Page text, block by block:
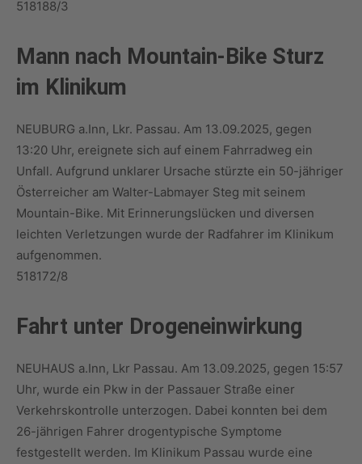
518188/3
Mann nach Mountain-Bike Sturz
im Klinikum
NEUBURG a.Inn, Lkr. Passau. Am 13.09.2025, gegen
13:20 Uhr, ereignete sich auf einem Fahrradweg ein
Unfall. Aufgrund unklarer Ursache stürzte ein 50-jähriger
Österreicher am Walter-Labmayer Steg mit seinem
Mountain-Bike. Mit Erinnerungslücken und diversen
leichten Verletzungen wurde der Radfahrer im Klinikum
aufgenommen.
518172/8
Fahrt unter Drogeneinwirkung
NEUHAUS a.Inn, Lkr Passau. Am 13.09.2025, gegen 15:57
Uhr, wurde ein Pkw in der Passauer Straße einer
Verkehrskontrolle unterzogen. Dabei konnten bei dem
26-jährigen Fahrer drogentypische Symptome
festgestellt werden. Im Klinikum Passau wurde eine